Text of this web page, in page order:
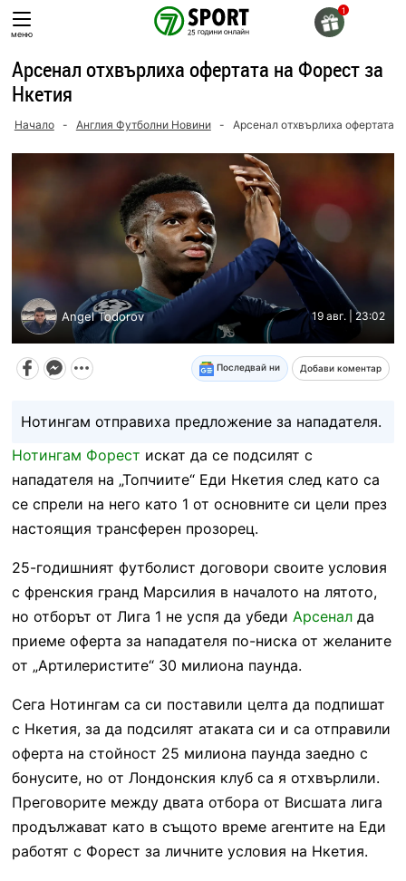
Skip
toменю
Арсенал отхвърлиха офертата на Форест за
Нкетия
Начало - Англия Футболни Новини - Арсенал отхвърлиха офертата
Angel Todorov 19 авг. | 23:02
Последвай ни Добави коментар
Нотингам отправиха предложение за нападателя.
Нотингам Форест искат да се подсилят с
нападателя на „Топчиите“ Еди Нкетия след като са
се спрели на него като 1 от основните си цели през
настоящия трансферен прозорец.
25-годишният футболист договори своите условия
с френския гранд Марсилия в началото на лятото,
но отборът от Лига 1 не успя да убеди Арсеналда
приеме оферта за нападателя по-ниска от желаните
от „Артилеристите“ 30 милиона паунда.
Сега Нотингам са си поставили целта да подпишат
с Нкетия, за да подсилят атаката си и са отправили
оферта на стойност 25 милиона паунда заедно с
бонусите, но от Лондонския клуб са я отхвърлили.
Преговорите между двата отбора от Висшата лига
продължават като в същото време агентите на Еди
работят с Форест за личните условия на Нкетия.